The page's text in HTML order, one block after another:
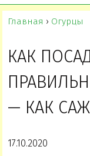
Главная › Огурцы
КАК
— КАК
17.10.2020